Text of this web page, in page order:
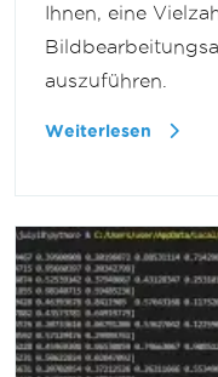
Ihnen, eine
auszuführen.
Weiterlesen